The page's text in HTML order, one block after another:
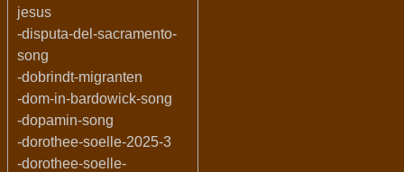
jesus
-disputa-del-sacramento-
song
-dobrindt-migranten
-dom-in-bardowick-song
-dopamin-song
-dorothee-soelle-2025-3
-dorothee-soelle-